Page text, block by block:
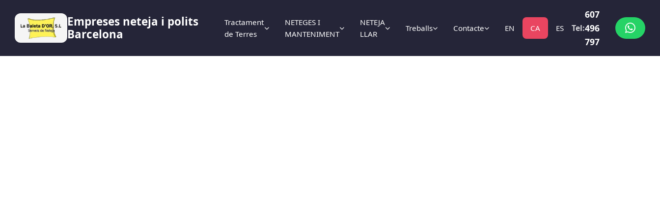
Empreses neteja i polits
Barcelona
Tractament
de Terres
NETEGES I
MANTENIMENT
NETEJA
LLAR
Treballs Contacte EN CA ES Tel:
607
496
797